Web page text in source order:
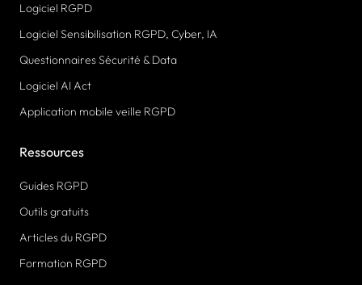
Logiciel RGPD
Logiciel Sensibilisation RGPD, Cyber, IA
Questionnaires Sécurité & Data
Logiciel AI Act
Application mobile veille RGPD
Ressources
Guides RGPD
Outils gratuits
Articles du RGPD
Formation RGPD